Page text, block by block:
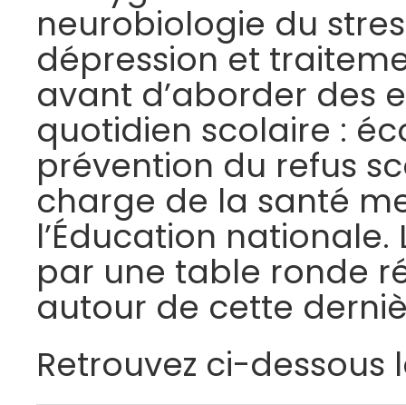
neurobiologie du
dépression et
avant d’aborder des
quotidien scolaire :
prévention du refus
charge de la santé
l’Éducation nationale.
par une table ronde
autour de cette
Retrouvez ci-dessous